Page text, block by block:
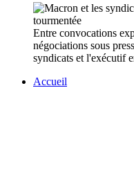
Entre convocations
négociations sous
syndicats et l'exécutif
Accueil